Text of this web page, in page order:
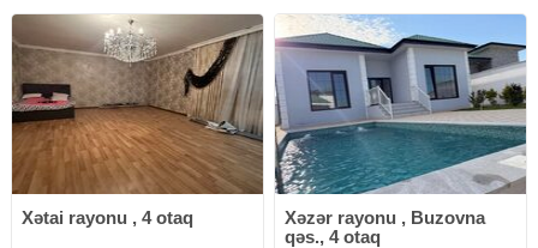
Xətai rayonu , 4 otaq
Xəzər rayonu , Buzovna
qəs., 4 otaq